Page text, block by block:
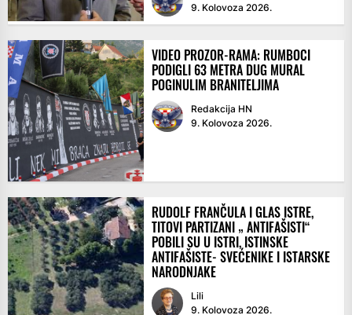
9. Kolovoza 2026.
VIDEO PROZOR-RAMA: RUMBOCI
PODIGLI 63 METRA DUG MURAL
POGINULIM BRANITELJIMA
Redakcija HN
9. Kolovoza 2026.
RUDOLF FRANČULA I GLAS ISTRE,
TITOVI PARTIZANI „ ANTIFAŠISTI“
POBILI SU U ISTRI, ISTINSKE
ANTIFAŠISTE- SVEĆENIKE I ISTARSKE
NARODNJAKE
Lili
9. Kolovoza 2026.